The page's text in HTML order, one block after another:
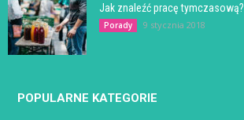
Jak znaleźć pracę tymczasową?
Porady 9 stycznia 2018
POPULARNE KATEGORIE